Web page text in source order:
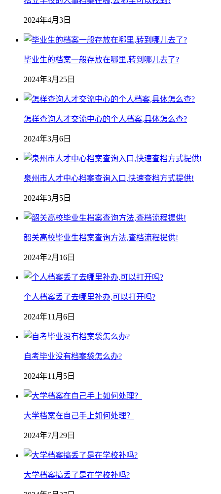
2024年4月3日
毕业生的档案一般存放在哪里,转到哪儿去了?
2024年3月25日
怎样查询人才交流中心的个人档案,具体怎么查?
2024年3月6日
泉州市人才中心档案查询入口,快速查档方式提供!
2024年3月5日
韶关高校毕业生档案查询方法,查档流程提供!
2024年2月16日
个人档案丢了去哪里补办,可以打开吗?
2024年11月6日
自考毕业没有档案袋怎么办?
2024年11月5日
大学档案在自己手上如何处理？
2024年7月29日
大学档案搞丢了是在学校补吗?